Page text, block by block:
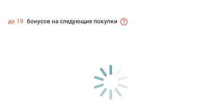
до 19 бонусов на следующие покупки